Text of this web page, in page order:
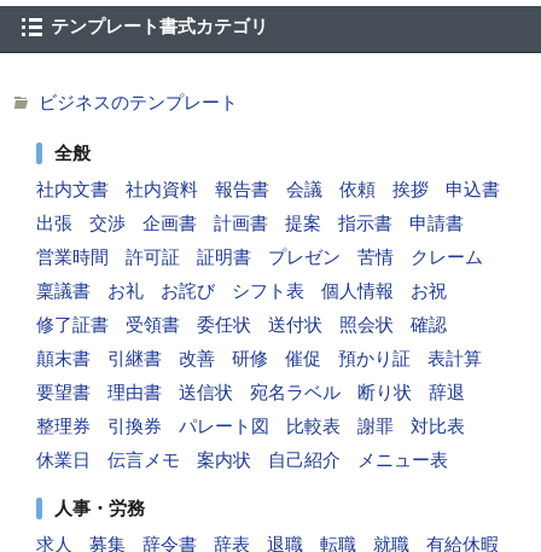
テンプレート書式カテゴリ
ビジネスのテンプレート
全般
社内文書
社内資料 報告書 会議 依頼 挨拶
申込書
出張
交渉 企画書 計画書 提案 指示書
申請書
営業時間
許可証 証明書 プレゼン 苦情
クレーム
稟議書
お礼 お詫び シフト表 個人情報
お祝
修了証書
受領書 委任状 送付状 照会状
確認
顛末書
引継書 改善 研修 催促 預かり証
表計算
要望書
理由書 送信状 宛名ラベル 断り状
辞退
整理券
引換券 パレート図 比較表 謝罪
対比表
休業日
伝言メモ 案内状 自己紹介 メニュー表
人事・労務
求人
募集 辞令書 辞表 退職 転職 就職
有給休暇